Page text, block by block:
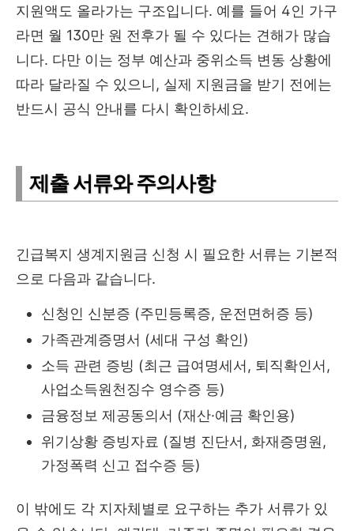
지원액도 올라가는 구조입니다. 예를 들어 4인 가구
라면 월 130만 원 전후가 될 수 있다는 견해가 많습
니다. 다만 이는 정부 예산과 중위소득 변동 상황에
따라 달라질 수 있으니, 실제 지원금을 받기 전에는
반드시 공식 안내를 다시 확인하세요.
제출 서류와 주의사항
긴급복지 생계지원금 신청 시 필요한 서류는 기본적
으로 다음과 같습니다.
신청인 신분증 (주민등록증, 운전면허증 등)
가족관계증명서 (세대 구성 확인)
소득 관련 증빙 (최근 급여명세서, 퇴직확인서,
사업소득원천징수 영수증 등)
금융정보 제공동의서 (재산·예금 확인용)
위기상황 증빙자료 (질병 진단서, 화재증명원,
가정폭력 신고 접수증 등)
이 밖에도 각 지자체별로 요구하는 추가 서류가 있